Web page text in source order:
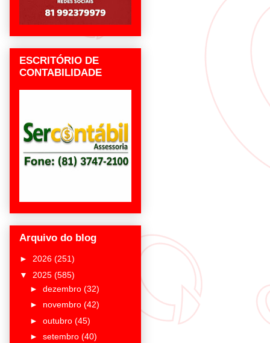
ESCRITÓRIO DE
CONTABILIDADE
Arquivo do blog
► 2026 (251)
▼ 2025 (585)
► dezembro (32)
► novembro (42)
► outubro (45)
► setembro (40)